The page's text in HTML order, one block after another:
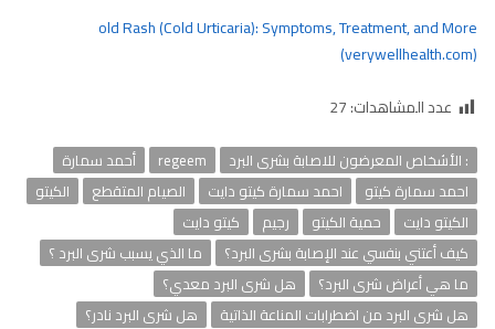
old Rash (Cold Urticaria): Symptoms, Treatment, and More
(verywellhealth.com)
عدد المشاهدات:27
: الأشخاص المعرضون للاصابة بشرى البرد regeem
أحمد سمارة
احمد سمارة كيتو
احمد سمارة كيتو دايت الصيام المتقطع
الكيتو
الكيتو دايت
حمية الكيتو رجيم
كيتو دايت
كيف أعتني بنفسي عند الإصابة بشرى البرد؟
ما الذي يسبب شرى البرد ؟
ما هي أعراض شرى البرد؟
هل شرى البرد معدي؟
هل شرى البرد من اضطرابات المناعة الذاتية
هل شرى البرد نادر؟